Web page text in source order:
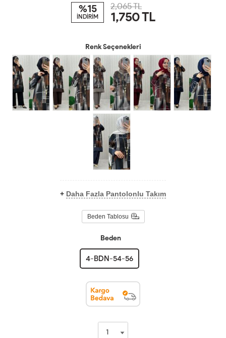
%15
İNDİRİM
2,065 TL
1,750TL
Renk Seçenekleri
+ Daha Fazla Pantolonlu Takım
Beden Tablosu
Beden
4-BDN-54-56